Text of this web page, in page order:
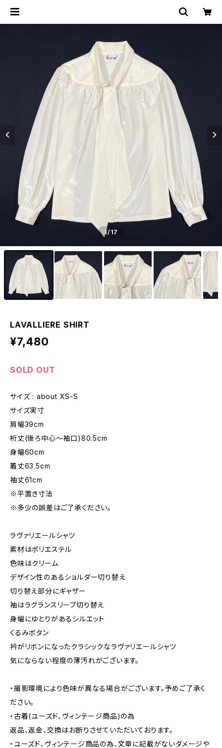
1/17
LAVALLIERE SHIRT
¥7,480
SOLD OUT
サイズ : about XS-S
サイズ実寸
肩幅39cm
裄丈(後ろ中心〜袖口)80.5cm
身幅60cm
着丈63.5cm
袖丈61cm
※平置き寸法
※多少の誤差はご了承ください。
ラヴァリエールシャツ
素材はポリエステル
色味はクリーム
デザイン性のあるショルダー切り替え
切り替え部分にギャザー
袖はラグランスリーブ切り替え
身幅にゆとりがあるシルエット
くるみボタン
衿がリボンになったクラシックなラヴァリエールシャツ
気にならない程度の薄汚れがございます。
・撮影環境により色味が異なる場合がございます。予めご了承く
ださい。
・古着(ユーズド、ヴィンテージ商品)の為
返品、返金、交換はお断りさせていただいております。
・ユーズド、ヴィンテージ商品の為、文章に記載がないダメージや